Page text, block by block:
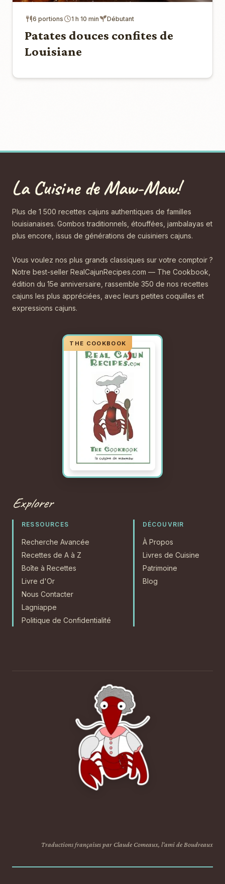
6 portions 1 h 10 min Débutant
Patates douces confites de
Louisiane
La Cuisine de Maw-Maw!
Plus de 1 500 recettes cajuns authentiques de familles
louisianaises. Gombos traditionnels, étouffées, jambalayas et
plus encore, issus de générations de cuisiniers cajuns.
Vous voulez nos plus grands classiques sur votre comptoir ?
Notre best-seller RealCajunRecipes.com — The Cookbook,
édition du 15e anniversaire, rassemble 350 de nos recettes
cajuns les plus appréciées, avec leurs petites coquilles et
expressions cajuns.
Explorer
RESSOURCES
Recherche Avancée
Recettes de A à Z
Boîte à Recettes
Livre d'Or
Nous Contacter
Lagniappe
Politique de Confidentialité
DÉCOUVRIR
À Propos
Livres de Cuisine
Patrimoine
Blog
Traductions françaises par Claude Comeaux, l'ami de Boudreaux